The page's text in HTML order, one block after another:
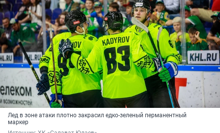
Лед в зоне атаки плотно закрасил едко-зеленый перманентный
маркер